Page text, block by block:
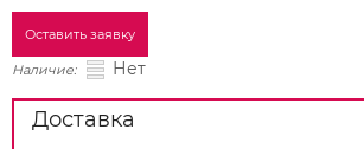
Оставить заявку
Наличие: Нет
Доставка